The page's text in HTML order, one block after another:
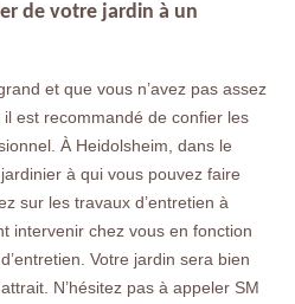
de votre jardin à un
et que vous n’avez pas assez
est recommandé de confier les
À Heidolsheim, dans le
à qui vous pouvez faire
sur les travaux d’entretien à
intervenir chez vous en fonction
Votre jardin sera bien
N’hésitez pas à appeler SM